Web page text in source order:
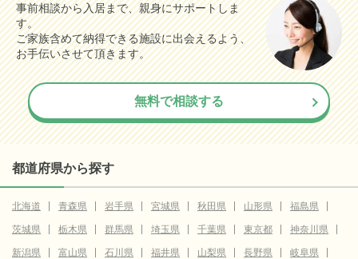
事前相談から入居まで、親身にサポートしま
す。
ご家族含めて納得できる施設に出会えるよう、
お手伝いさせて頂きます。
無料で相談する
都道府県から探す
北海道 青森県 岩手県 宮城県 秋田県 山形県
福島県
茨城県
栃木県 群馬県 埼玉県 千葉県 東京都
神奈川県
新潟県
富山県 石川県 福井県 山梨県 長野県
岐阜県